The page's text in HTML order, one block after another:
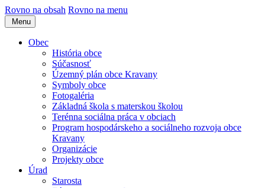
Rovno na obsah Rovno na menu
Menu
Obec
História obce
Súčasnosť
Územný plán obce Kravany
Symboly obce
Fotogaléria
Základná škola s materskou školou
Terénna sociálna práca v obciach
Program hospodárskeho a sociálneho rozvoja obce
Kravany
Organizácie
Projekty obce
Úrad
Starosta